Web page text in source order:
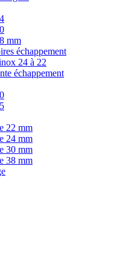
mm
échappement
24 à 22
échappement
22 mm
24 mm
30 mm
38 mm